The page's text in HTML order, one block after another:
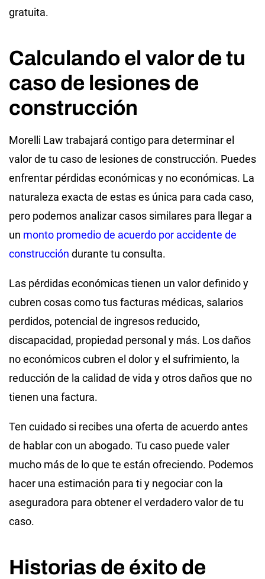
gratuita.
Calculando el valor de tu
caso de lesiones de
construcción
Morelli Law trabajará contigo para determinar el
valor de tu caso de lesiones de construcción. Puedes
enfrentar pérdidas económicas y no económicas. La
naturaleza exacta de estas es única para cada caso,
pero podemos analizar casos similares para llegar a
un monto promedio de acuerdo por accidente de
construcción durante tu consulta.
Las pérdidas económicas tienen un valor definido y
cubren cosas como tus facturas médicas, salarios
perdidos, potencial de ingresos reducido,
discapacidad, propiedad personal y más. Los daños
no económicos cubren el dolor y el sufrimiento, la
reducción de la calidad de vida y otros daños que no
tienen una factura.
Ten cuidado si recibes una oferta de acuerdo antes
de hablar con un abogado. Tu caso puede valer
mucho más de lo que te están ofreciendo. Podemos
hacer una estimación para ti y negociar con la
aseguradora para obtener el verdadero valor de tu
caso.
Historias de éxito de